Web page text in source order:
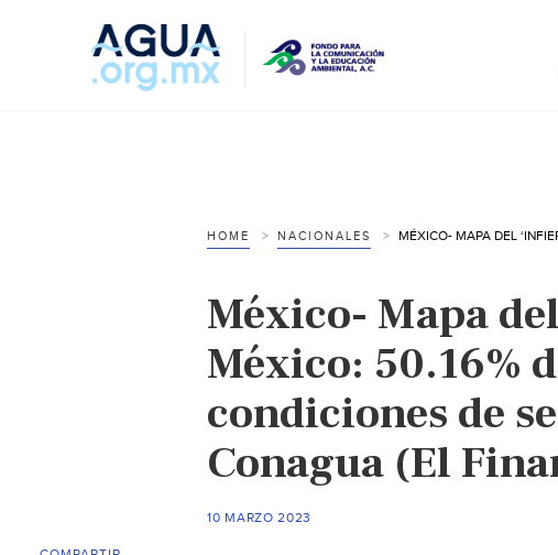
HOME NACIONALES
México- Mapa
México: 50.16%
condiciones de
Conagua (El
10 MARZO 2023